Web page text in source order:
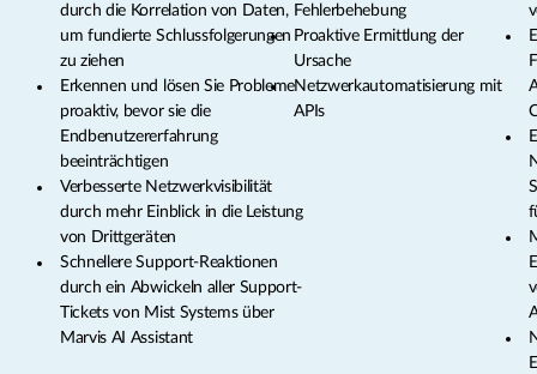
durch die Korrelation von Daten,
um fundierte Schlussfolgerungen
zu ziehen
Erkennen und lösen Sie Probleme
proaktiv, bevor sie die
Endbenutzererfahrung
beeinträchtigen
Verbesserte Netzwerkvisibilität
durch mehr Einblick in die Leistung
von Drittgeräten
Schnellere Support-Reaktionen
durch ein Abwickeln aller Support-
Tickets von Mist Systems über
Marvis AI Assistant
Fehlerbehebung
Proaktive Ermittlung der
Ursache
Netzwerkautomatisierung mit
APIs